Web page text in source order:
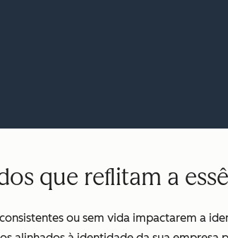
que reflitam a
ou sem vida impactarem a